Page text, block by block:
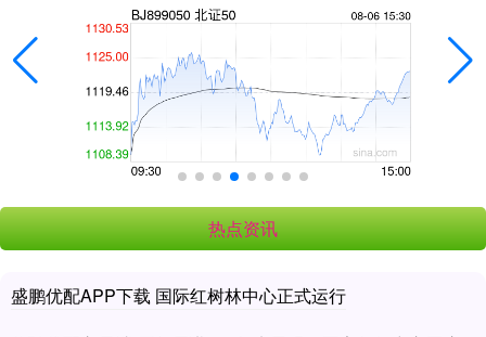
热点资讯
盛鹏优配APP下载 国际红树林中心正式运行